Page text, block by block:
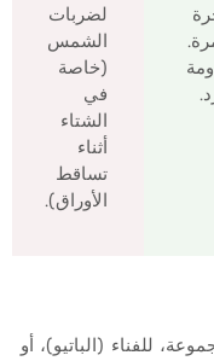
لضربات
الشمس
(خاصة
في
الشتاء
أثناء
تساقط
الأوراق).
للفناء (الباتيو)، أو